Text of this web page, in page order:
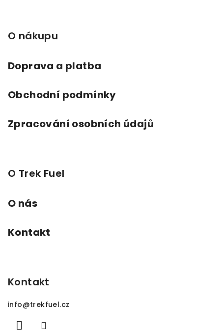
O nákupu
Doprava a platba
Obchodní podmínky
Zpracování osobních údajů
O Trek Fuel
O nás
Kontakt
Kontakt
info@trekfuel.cz